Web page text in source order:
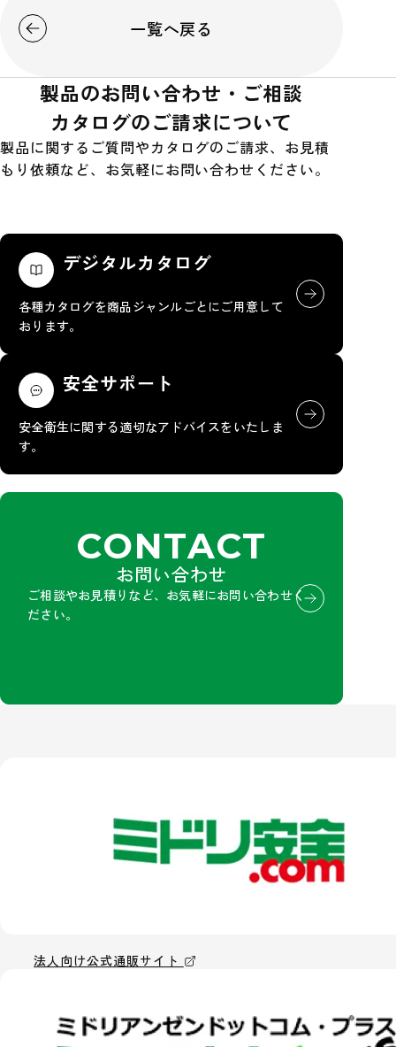
一覧へ戻る
製品のお問い合わせ・ご相談
カタログのご請求について
製品に関するご質問やカタログのご請求、お見積
もり依頼など、お気軽にお問い合わせください。
デジタルカタログ
各種カタログを商品ジャンルごとにご用意して
おります。
安全サポート
安全衛生に関する適切なアドバイスをいたしま
す。
CONTACT
お問い合わせ
ご相談やお見積りなど、お気軽にお問い合わせく
ださい。
法人向け公式通販サイト